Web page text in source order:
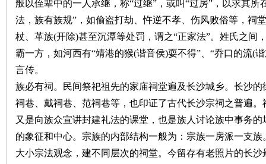
般以侄辈中的一人承继，称“过继”，或叫“过房”，以求其所
法，族有族规”，如偷盗打劫、忤逆不孝、伤风败俗等，祠
杖、革族(开除)甚至沉潭等处罚，谓之“正家法”。姓氏之间
霸一方，如河西有“靖港的猴(谐音侯)耍不得”、“乔口的流(
言传。
族必有祠。民间祭祀祖先的家庙祠堂遍及长沙城乡。长沙
祠巷、戴祠巷、范祠巷等，也印证了古代长沙宗祠之普遍
又是向族众宣讲封建礼法的课堂，也是族人讨论族中事务
的象征和中心。宗族的内部结构一般为：宗族一房派一支
大小宗法观念，建不同层次的祠堂。今留存有老照片的长